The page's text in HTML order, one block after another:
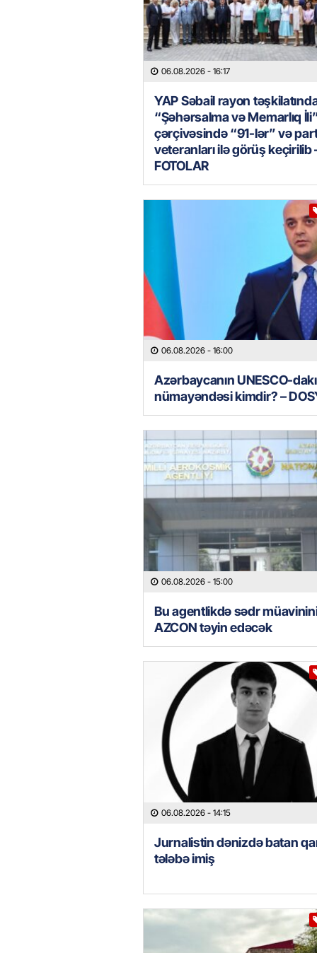
06.08.2026 - 16:17
YAP Səbail rayon
“Şəhərsalma və Memarlıq
çərçivəsində “91-lər” və
veteranları ilə görüş keçirilib
FOTOLAR
06.08.2026 - 16:00
Azərbaycanın UNESCO-
nümayəndəsi kimdir? –
06.08.2026 - 15:00
Bu agentlikdə sədr
AZCON təyin edəcək
06.08.2026 - 14:15
Jurnalistin dənizdə batan
tələbə imiş